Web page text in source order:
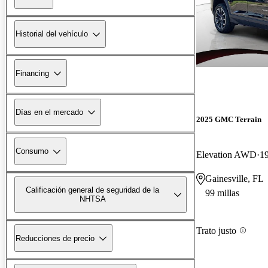
Historial del vehículo
Financing
Días en el mercado
Consumo
Calificación general de seguridad de la
NHTSA
Reducciones de precio
2025 GMC Terrain
Elevation AWD
Gainesville, FL
99 millas
Trato justo